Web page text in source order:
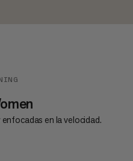
en la velocidad.